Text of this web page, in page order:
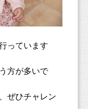
っています
方が多いで
ぜひチャレン